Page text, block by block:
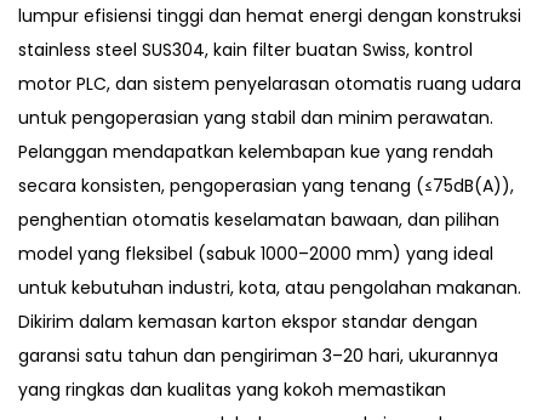
lumpur efisiensi tinggi dan hemat energi dengan konstruksi
stainless steel SUS304, kain filter buatan Swiss, kontrol
motor PLC, dan sistem penyelarasan otomatis ruang udara
untuk pengoperasian yang stabil dan minim perawatan.
Pelanggan mendapatkan kelembapan kue yang rendah
secara konsisten, pengoperasian yang tenang (≤75dB(A)),
penghentian otomatis keselamatan bawaan, dan pilihan
model yang fleksibel (sabuk 1000–2000 mm) yang ideal
untuk kebutuhan industri, kota, atau pengolahan makanan.
Dikirim dalam kemasan karton ekspor standar dengan
garansi satu tahun dan pengiriman 3–20 hari, ukurannya
yang ringkas dan kualitas yang kokoh memastikan